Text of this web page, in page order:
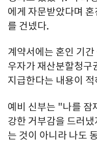
에게 자문받았다며
를 건넸다.
계약서에는 혼인 기
우자가 재산분할청구
지급한다는 내용이
예비 신부는 "나를 잠
강한 거부감을 드러
는 것이 아니라 나도